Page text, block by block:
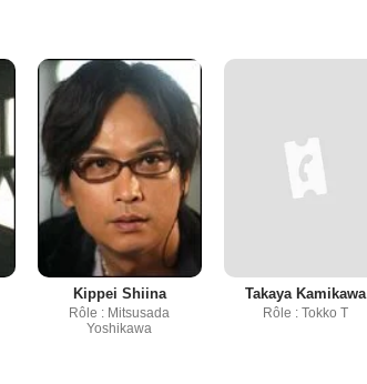
Kippei Shiina
Rôle : Mitsusada
Yoshikawa
Takaya Kamikawa
Rôle : Tokko T